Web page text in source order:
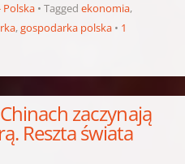
Polska Tagged ekonomia,
,gospodarka polska
1
zaczynają
Reszta świata